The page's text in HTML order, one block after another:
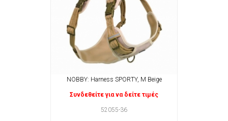
NOBBY: Harness SPORTY, M Beige
Συνδεθείτε για να δείτε τιμές
52055-36